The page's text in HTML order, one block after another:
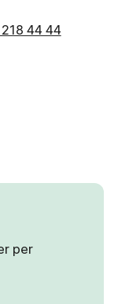
44 44
per